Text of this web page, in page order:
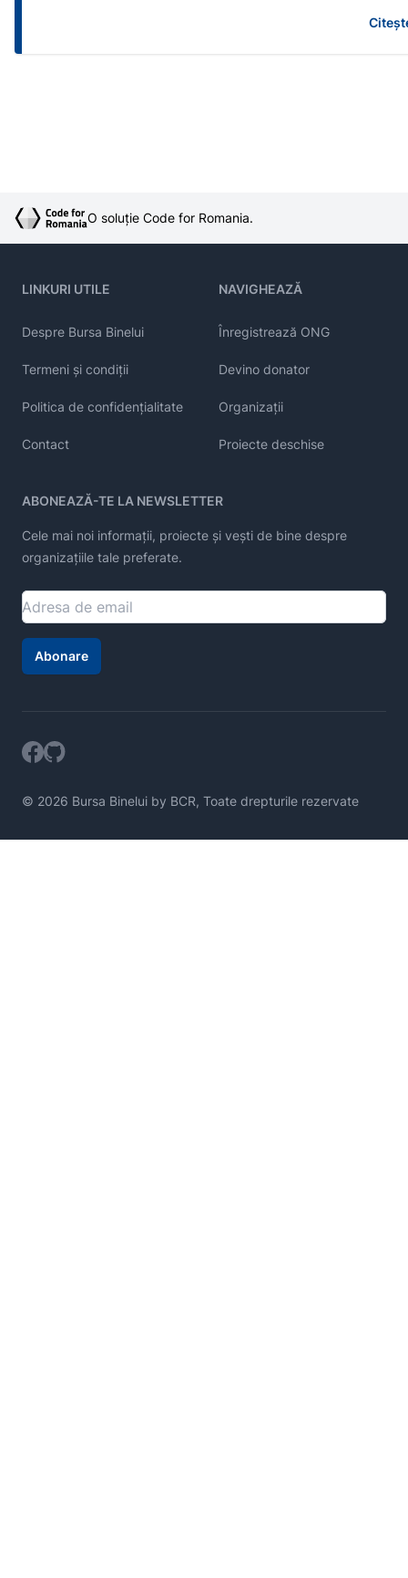
O soluție Code for Romania.
LINKURI UTILE
Despre Bursa Binelui
Termeni și condiții
Politica de confidențialitate
Contact
NAVIGHEAZĂ
Înregistrează ONG
Devino donator
Organizații
Proiecte deschise
ABONEAZĂ-TE LA NEWSLETTER
Cele mai noi informații, proiecte și vești de bine despre
organizațiile tale preferate.
Abonare
© 2026 Bursa Binelui by BCR, Toate drepturile rezervate